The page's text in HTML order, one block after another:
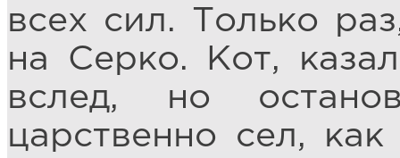
всех сил. Только
на Серко. Кот,
вслед, но
царственно сел,